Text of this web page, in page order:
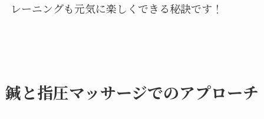
レーニングも元気に楽しくできる秘訣です！
鍼と指圧マッサージでのアプローチ